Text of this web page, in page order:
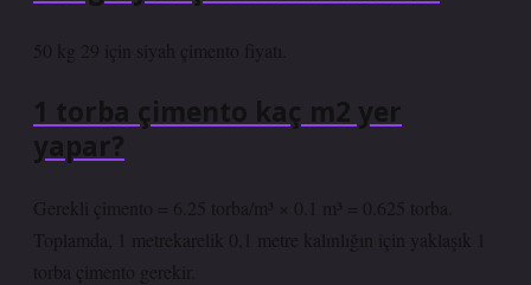
50 kg 29 için siyah çimento fiyatı.
1 torba çimento kaç m2 yer
yapar?
Gerekli çimento = 6.25 torba/m³ × 0.1 m³ = 0.625 torba.
Toplamda, 1 metrekarelik 0,1 metre kalınlığın için yaklaşık 1
torba çimento gerekir.